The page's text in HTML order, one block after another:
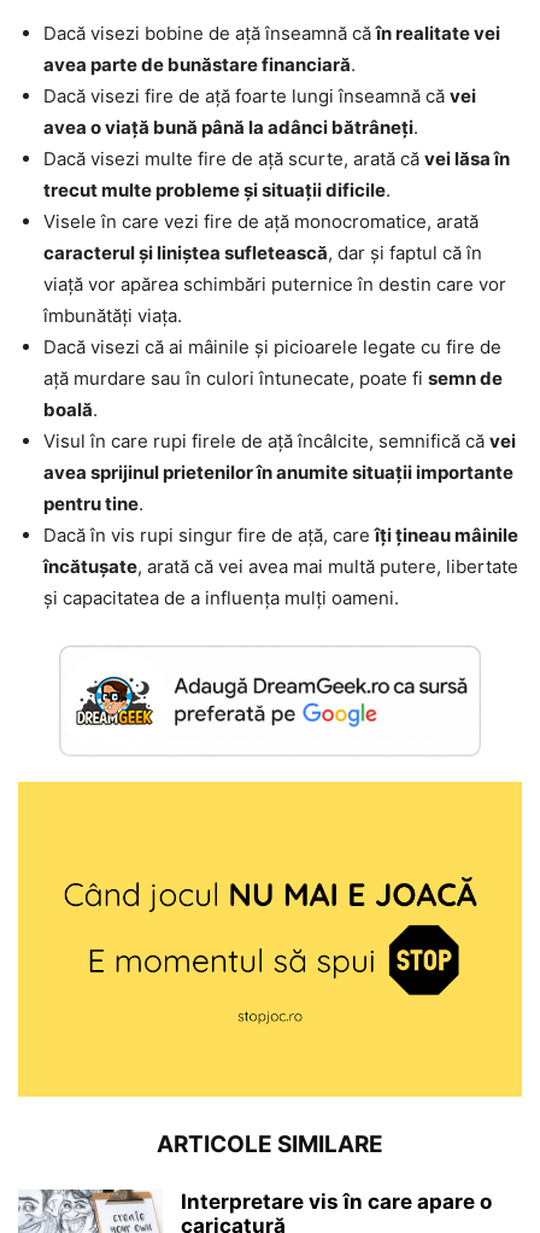
Dacă visezi bobine de ață înseamnă căîn realitate vei
avea parte de bunăstare financiară.
Dacă visezi fire de ață foarte lungi înseamnă că vei
avea o viață bună până la adânci bătrâneți.
Dacă visezi multe fire de ață scurte, arată că vei lăsa în
trecut multe probleme și situații dificile.
Visele în care vezi fire de ață monocromatice, arată
caracterul și liniștea sufletească, dar și faptul că în
viață vor apărea schimbări puternice în destin care vor
îmbunătăți viața.
Dacă visezi că ai mâinile și picioarele legate cu fire de
ață murdare sau în culori întunecate, poate fi semn de
boală.
Visul în care rupi firele de ață încâlcite, semnifică că vei
avea sprijinul prietenilor în anumite situații importante
pentru tine.
Dacă în vis rupi singur fire de ață, careîți țineau mâinile
încătușate, arată că vei avea mai multă putere, libertate
și capacitatea de a influența mulți oameni.
ARTICOLE SIMILARE
Interpretare vis în care apare o
caricatură